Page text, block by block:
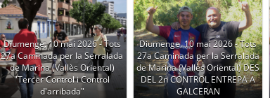
Diumenge, 10 mai 2026 - Tots
27a Caminada per la Serralada
de Marina (Vallès Oriental)
"Tercer Control i Control
d'arribada"
Diumenge, 10 mai 2026 - Tots
27a Caminada per la Serralada
de Marina (Vallès Oriental) DES
DEL 2n CONTROL ENTREPA A
GALCERAN